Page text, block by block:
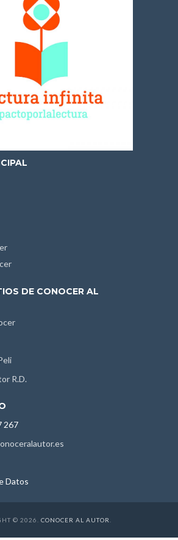
DE CONOCER AL
R.D.
267
Datos
© 2026. CONOCER AL AUTOR